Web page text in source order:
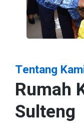
Tentang
Rumah
Sulteng